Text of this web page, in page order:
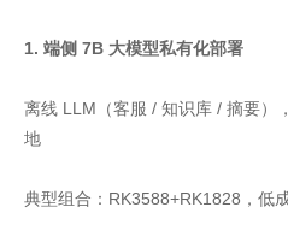
1. 端侧 7B 大模型私有化部署
离线 LLM（客服 / 知识库 / 摘要）
地
典型组合：RK3588+RK1828，低